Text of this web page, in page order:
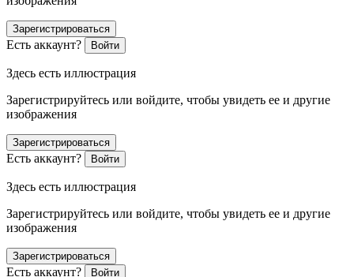
Зарегистрироваться
Есть аккаунт? Войти
Здесь есть иллюстрация
Зарегистрируйтесь или войдите, чтобы увидеть ее и другие
изображения
Зарегистрироваться
Есть аккаунт? Войти
Здесь есть иллюстрация
Зарегистрируйтесь или войдите, чтобы увидеть ее и другие
изображения
Зарегистрироваться
Есть аккаунт? Войти